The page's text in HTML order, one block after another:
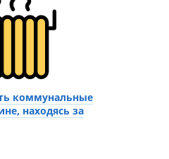
коммунальные
находясь за